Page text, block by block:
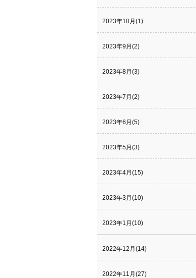
2023年10月(1)
2023年9月(2)
2023年8月(3)
2023年7月(2)
2023年6月(5)
2023年5月(3)
2023年4月(15)
2023年3月(10)
2023年1月(10)
2022年12月(14)
2022年11月(27)